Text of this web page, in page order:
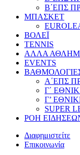
Β΄ΕΠΣ
ΜΠΑΣΚΕΤ
ΒΟΛΕΪ
TENNIS
ΑΛΛΑ
EVENTS
Α΄ΕΠΣ
Γ΄
Γ’
SUPER
ΡΟΗ
Διαφημιστείτε
Επικοινωνία